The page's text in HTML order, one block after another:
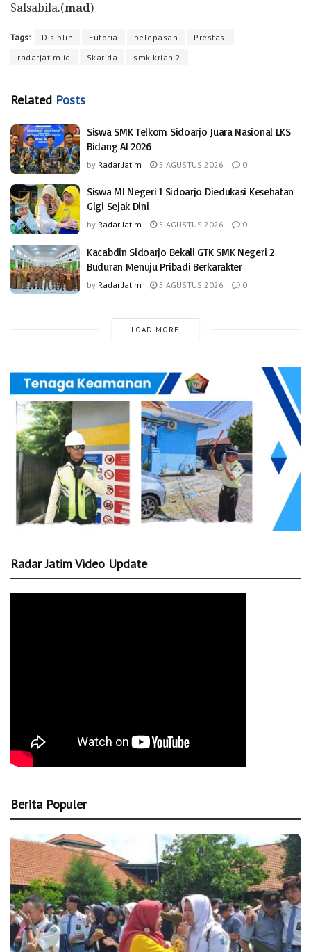
Salsabila.(mad)
Tags: Disiplin Euforia pelepasan
Prestasi
radarjatim.id
Skarida smk krian 2
Related Posts
Siswa SMK Telkom Sidoarjo Juara Nasional LKS
Bidang AI 2026
by Radar Jatim 5 AGUSTUS 2026 0
Siswa MI Negeri 1 Sidoarjo Diedukasi Kesehatan
Gigi Sejak Dini
by Radar Jatim 5 AGUSTUS 2026 0
Kacabdin Sidoarjo Bekali GTK SMK Negeri 2
Buduran Menuju Pribadi Berkarakter
by Radar Jatim 5 AGUSTUS 2026 0
LOAD MORE
Radar Jatim Video Update
Berita Populer